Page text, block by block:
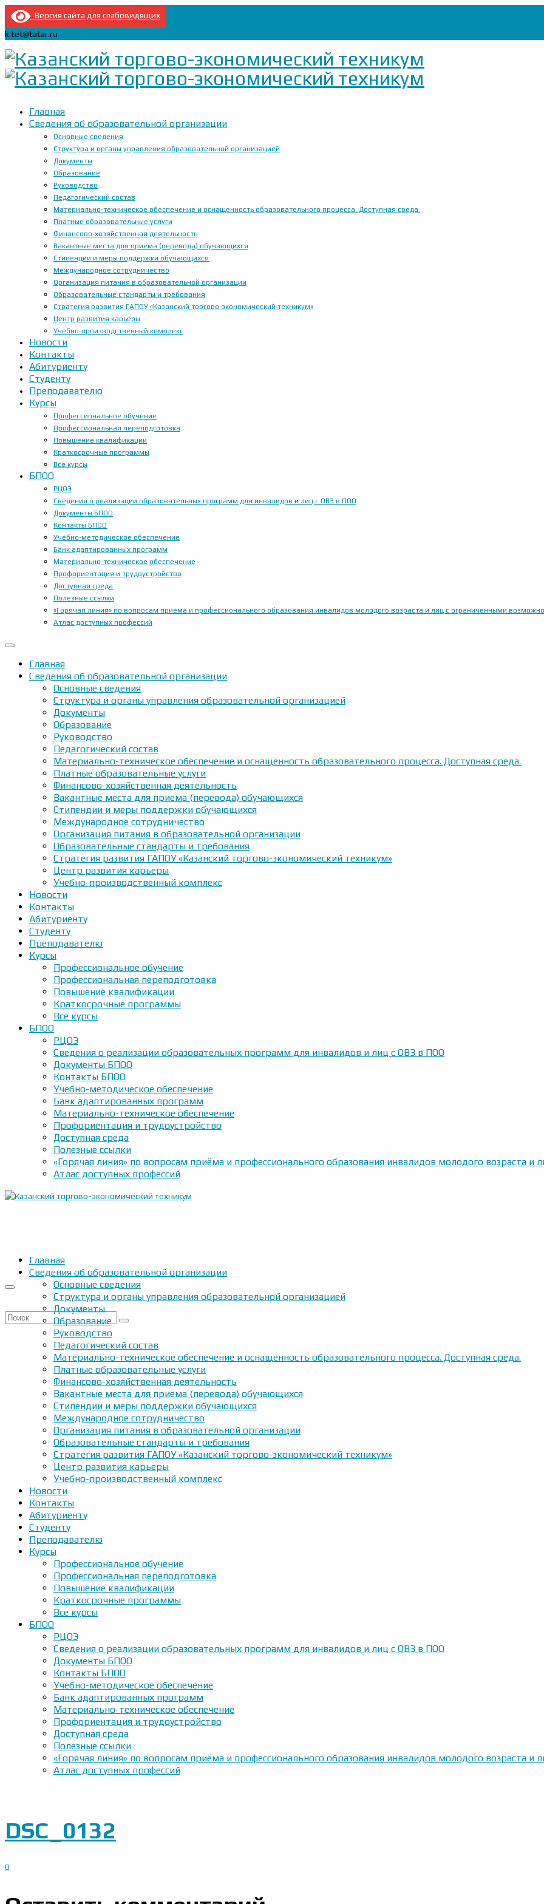
Версия сайта для слабовидящих
k.tet@tatar.ru
Главная
Сведения об образовательной организации
Основные сведения
Структура и органы управления образовательной организацией
Документы
Образование
Руководство
Педагогический состав
Материально-техническое обеспечение и оснащенность образовательного процесса. Доступная среда.
Платные образовательные услуги
Финансово-хозяйственная деятельность
Вакантные места для приема (перевода) обучающихся
Стипендии и меры поддержки обучающихся
Международное сотрудничество
Организация питания в образовательной организации
Образовательные стандарты и требования
Стратегия развития ГАПОУ «Казанский торгово-экономический техникум»
Центр развития карьеры
Учебно-производственный комплекс
Новости
Контакты
Абитуриенту
Студенту
Преподавателю
Курсы
Профессиональное обучение
Профессиональная переподготовка
Повышение квалификации
Краткосрочные программы
Все курсы
БПОО
РЦОЭ
Сведения о реализации образовательных программ для инвалидов и лиц с ОВЗ в ПОО
Документы БПОО
Контакты БПОО
Учебно-методическое обеспечение
Банк адаптированных программ
Материально-техническое обеспечение
Профориентация и трудоустройство
Доступная среда
Полезные ссылки
«Горячая линия» по вопросам приёма и профессионального образования инвалидов молодого возраста и лиц с ограниченными
Атлас доступных профессий
Главная
Сведения об образовательной организации
Основные сведения
Структура и органы управления образовательной организацией
Документы
Образование
Руководство
Педагогический состав
Материально-техническое обеспечение и оснащенность образовательного процесса. Доступная среда.
Платные образовательные услуги
Финансово-хозяйственная деятельность
Вакантные места для приема (перевода) обучающихся
Стипендии и меры поддержки обучающихся
Международное сотрудничество
Организация питания в образовательной организации
Образовательные стандарты и требования
Стратегия развития ГАПОУ «Казанский торгово-экономический техникум»
Центр развития карьеры
Учебно-производственный комплекс
Новости
Контакты
Абитуриенту
Студенту
Преподавателю
Курсы
Профессиональное обучение
Профессиональная переподготовка
Повышение квалификации
Краткосрочные программы
Все курсы
БПОО
РЦОЭ
Сведения о реализации образовательных программ для инвалидов и лиц с ОВЗ в ПОО
Документы БПОО
Контакты БПОО
Учебно-методическое обеспечение
Банк адаптированных программ
Материально-техническое обеспечение
Профориентация и трудоустройство
Доступная среда
Полезные ссылки
«Горячая линия» по вопросам приёма и профессионального образования инвалидов молодого возраста
Атлас доступных профессий
Искать:
Главная
Сведения об образовательной организации
Основные сведения
Структура и органы управления образовательной организацией
Документы
Образование
Руководство
Педагогический состав
Материально-техническое обеспечение и оснащенность образовательного процесса. Доступная среда.
Платные образовательные услуги
Финансово-хозяйственная деятельность
Вакантные места для приема (перевода) обучающихся
Стипендии и меры поддержки обучающихся
Международное сотрудничество
Организация питания в образовательной организации
Образовательные стандарты и требования
Стратегия развития ГАПОУ «Казанский торгово-экономический техникум»
Центр развития карьеры
Учебно-производственный комплекс
Новости
Контакты
Абитуриенту
Студенту
Преподавателю
Курсы
Профессиональное обучение
Профессиональная переподготовка
Повышение квалификации
Краткосрочные программы
Все курсы
БПОО
РЦОЭ
Сведения о реализации образовательных программ для инвалидов и лиц с ОВЗ в ПОО
Документы БПОО
Контакты БПОО
Учебно-методическое обеспечение
Банк адаптированных программ
Материально-техническое обеспечение
Профориентация и трудоустройство
Доступная среда
Полезные ссылки
«Горячая линия» по вопросам приёма и профессионального образования инвалидов молодого возраста
Атлас доступных профессий
DSC_0132
0